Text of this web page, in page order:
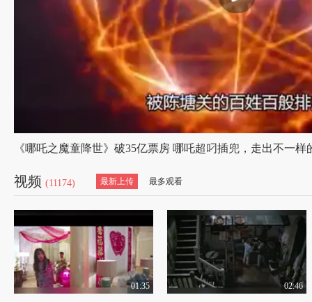
出
人
视频 (11174) 最新上传 最多观看
01:35 02:46